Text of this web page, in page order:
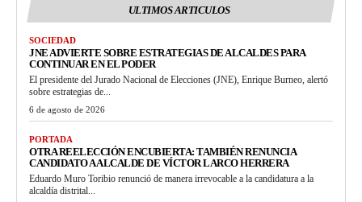
ULTIMOS ARTICULOS
SOCIEDAD
JNE ADVIERTE SOBRE ESTRATEGIAS DE ALCALDES PARA
CONTINUAR EN EL PODER
El presidente del Jurado Nacional de Elecciones (JNE), Enrique Burneo, alertó
sobre estrategias de...
6 de agosto de 2026
PORTADA
OTRA REELECCIÓN ENCUBIERTA: TAMBIÉN RENUNCIA
CANDIDATO A ALCALDE DE VÍCTOR LARCO HERRERA
Eduardo Muro Toribio renunció de manera irrevocable a la candidatura a la
alcaldía distrital...